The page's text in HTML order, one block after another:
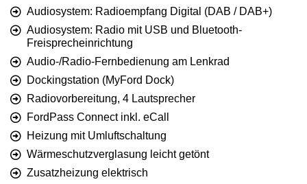
Audiosystem: Radioempfang Digital (DAB / DAB+)
Audiosystem: Radio mit USB und Bluetooth-
Freisprecheinrichtung
Audio-/Radio-Fernbedienung am Lenkrad
Dockingstation (MyFord Dock)
Radiovorbereitung, 4 Lautsprecher
FordPass Connect inkl. eCall
Heizung mit Umluftschaltung
Wärmeschutzverglasung leicht getönt
Zusatzheizung elektrisch